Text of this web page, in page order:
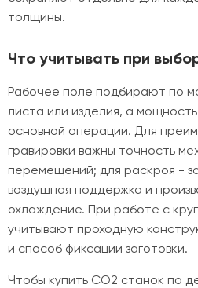
толщины.
Что учитывать при
Рабочее поле подбирают по
листа или изделия, а
основной операции. Для
гравировки важны точность
перемещений; для раскроя -
воздушная поддержка и
охлаждение. При работе с
учитывают проходную
и способ фиксации заготовки.
Чтобы купить CO2 станок по